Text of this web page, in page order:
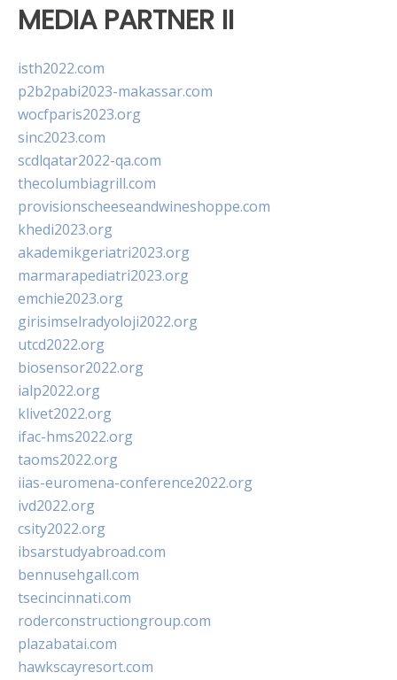
MEDIA PARTNER II
isth2022.com
p2b2pabi2023-makassar.com
wocfparis2023.org
sinc2023.com
scdlqatar2022-qa.com
thecolumbiagrill.com
provisionscheeseandwineshoppe.com
khedi2023.org
akademikgeriatri2023.org
marmarapediatri2023.org
emchie2023.org
girisimselradyoloji2022.org
utcd2022.org
biosensor2022.org
ialp2022.org
klivet2022.org
ifac-hms2022.org
taoms2022.org
iias-euromena-conference2022.org
ivd2022.org
csity2022.org
ibsarstudyabroad.com
bennusehgall.com
tsecincinnati.com
roderconstructiongroup.com
plazabatai.com
hawkscayresort.com